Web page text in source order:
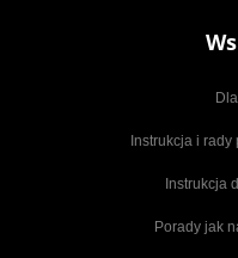
Instrukcja i rady
Instrukcja
Porady jak